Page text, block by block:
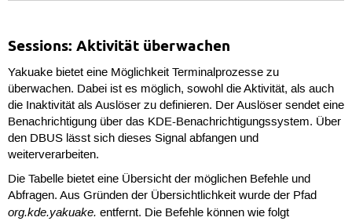
Sessions: Aktivität überwachen
Yakuake bietet eine Möglichkeit Terminalprozesse zu
überwachen. Dabei ist es möglich, sowohl die Aktivität, als auch
die Inaktivität als Auslöser zu definieren. Der Auslöser sendet eine
Benachrichtigung über das KDE-Benachrichtigungssystem. Über
den DBUS lässt sich dieses Signal abfangen und
weiterverarbeiten.
Die Tabelle bietet eine Übersicht der möglichen Befehle und
Abfragen. Aus Gründen der Übersichtlichkeit wurde der Pfad
org.kde.yakuake. entfernt. Die Befehle können wie folgt